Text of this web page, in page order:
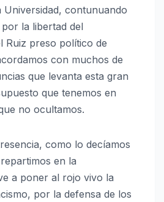
Universidad, contunuando
la libertad del
Ruiz preso político de
con muchos de
que levanta esta gran
que tenemos en
no ocultamos.
como lo decíamos
en la
a poner al rojo vivo la
por la defensa de los